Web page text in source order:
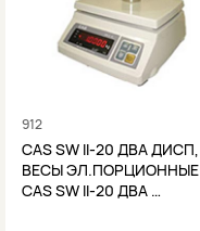
912
CAS SW II-20 ДВА ДИСП,
ВЕСЫ ЭЛ.ПОРЦИОННЫЕ
CAS SW II-20 ДВА …